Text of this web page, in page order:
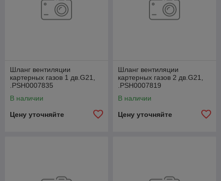
Шланг вентиляции
картерных газов 1 дв.G21,
.РSН0007835
В наличии
Цену уточняйте
Шланг вентиляции
картерных газов 2 дв.G21,
.РSН0007819
В наличии
Цену уточняйте